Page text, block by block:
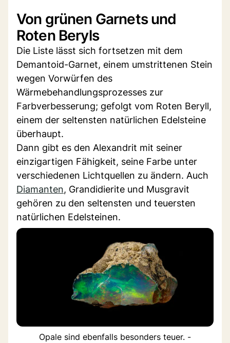
Von grünen Garnets und
Roten Beryls
Die Liste lässt sich fortsetzen mit dem
Demantoid-Garnet, einem umstrittenen Stein
wegen Vorwürfen des
Wärmebehandlungsprozesses zur
Farbverbesserung; gefolgt vom Roten Beryll,
einem der seltensten natürlichen Edelsteine
überhaupt.
Dann gibt es den Alexandrit mit seiner
einzigartigen Fähigkeit, seine Farbe unter
verschiedenen Lichtquellen zu ändern. Auch
Diamanten, Grandidierite und Musgravit
gehören zu den seltensten und teuersten
natürlichen Edelsteinen.
Opale sind ebenfalls besonders teuer. -